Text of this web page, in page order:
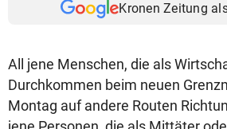
Kronen Zeitung
All jene Menschen, die als
Durchkommen beim neuen
Montag auf andere Routen